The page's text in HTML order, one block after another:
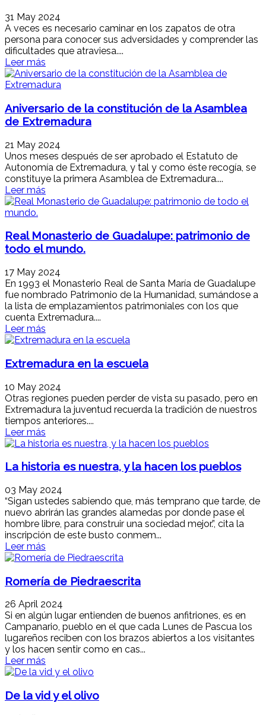
31 May 2024
A veces es necesario caminar en los zapatos de otra
persona para conocer sus adversidades y comprender las
dificultades que atraviesa....
Leer más
Aniversario de la constitución de la Asamblea
de Extremadura
21 May 2024
Unos meses después de ser aprobado el Estatuto de
Autonomía de Extremadura, y tal y como éste recogía, se
constituye la primera Asamblea de Extremadura....
Leer más
Real Monasterio de Guadalupe: patrimonio de
todo el mundo.
17 May 2024
En 1993 el Monasterio Real de Santa María de Guadalupe
fue nombrado Patrimonio de la Humanidad, sumándose a
la lista de emplazamientos patrimoniales con los que
cuenta Extremadura....
Leer más
Extremadura en la escuela
10 May 2024
Otras regiones pueden perder de vista su pasado, pero en
Extremadura la juventud recuerda la tradición de nuestros
tiempos anteriores....
Leer más
La historia es nuestra, y la hacen los pueblos
03 May 2024
“Sigan ustedes sabiendo que, más temprano que tarde, de
nuevo abrirán las grandes alamedas por donde pase el
hombre libre, para construir una sociedad mejor.”, cita la
inscripción de este busto conmem...
Leer más
Romería de Piedraescrita
26 April 2024
Si en algún lugar entienden de buenos anfitriones, es en
Campanario, pueblo en el que cada Lunes de Pascua los
lugareños reciben con los brazos abiertos a los visitantes
y los hacen sentir como en cas...
Leer más
De la vid y el olivo